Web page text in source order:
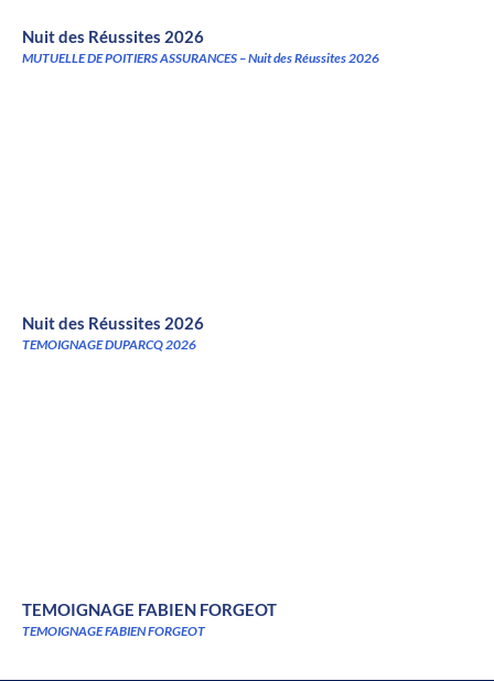
Nuit des Réussites 2026
MUTUELLE DE POITIERS ASSURANCES – Nuit des Réussites 2026
Nuit des Réussites 2026
TEMOIGNAGE DUPARCQ 2026
TEMOIGNAGE FABIEN FORGEOT
TEMOIGNAGE FABIEN FORGEOT